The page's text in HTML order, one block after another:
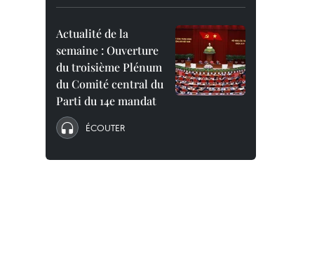
Actualité de la
semaine : Ouverture
du troisième Plénum
du Comité central du
Parti du 14e mandat
ÉCOUTER